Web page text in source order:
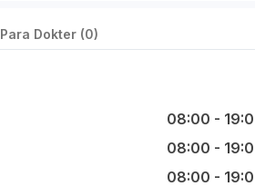
Para Dokter (0)
08:00 -
08:00 -
08:00 -